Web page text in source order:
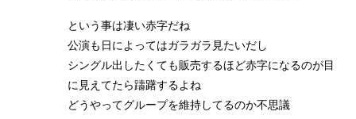
という事は凄い赤字だね
公演も日によってはガラガラ見たいだし
シングル出したくても販売するほど赤字になるのが目
に見えてたら躊躇するよね
どうやってグループを維持してるのか不思議